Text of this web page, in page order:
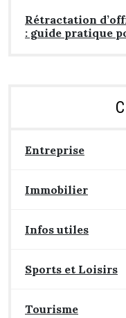
Rétractation
: guide pratique
Entreprise
Immobilier
Infos utiles
Sports et Loisirs
Tourisme